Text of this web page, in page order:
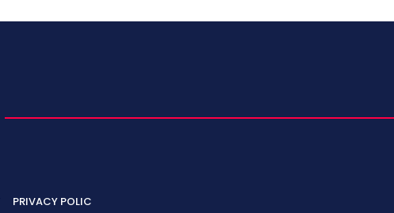
PRIVACY POLIC